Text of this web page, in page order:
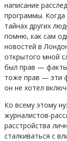
написание
программы.
тайнах других
помню, как сам
новостей в
открытого мной
был прав —
тоже прав — эти
он не хотел
Ко всему этому
журналистов-
расстройства
сталкиваться с